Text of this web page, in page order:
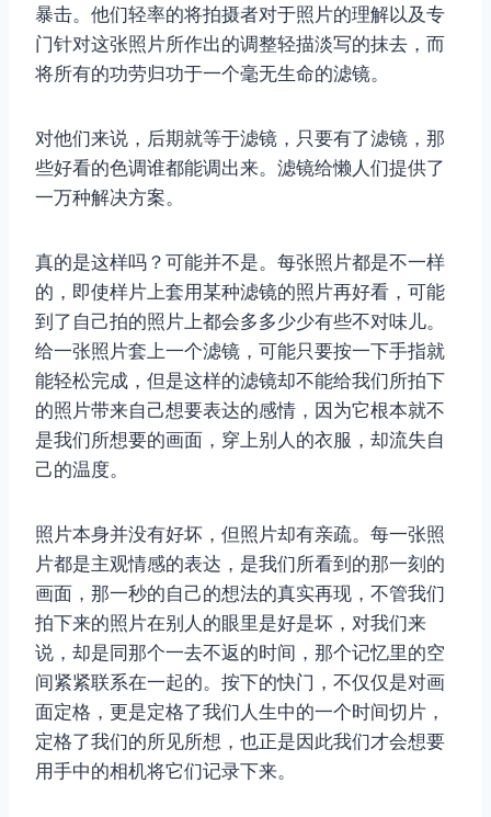
暴击。他们轻率的将拍摄者对于照片的理解以及专
门针对这张照片所作出的调整轻描淡写的抹去，而
将所有的功劳归功于一个毫无生命的滤镜。
对他们来说，后期就等于滤镜，只要有了滤镜，那
些好看的色调谁都能调出来。滤镜给懒人们提供了
一万种解决方案。
真的是这样吗？可能并不是。每张照片都是不一样
的，即使样片上套用某种滤镜的照片再好看，可能
到了自己拍的照片上都会多多少少有些不对味儿。
给一张照片套上一个滤镜，可能只要按一下手指就
能轻松完成，但是这样的滤镜却不能给我们所拍下
的照片带来自己想要表达的感情，因为它根本就不
是我们所想要的画面，穿上别人的衣服，却流失自
己的温度。
照片本身并没有好坏，但照片却有亲疏。每一张照
片都是主观情感的表达，是我们所看到的那一刻的
画面，那一秒的自己的想法的真实再现，不管我们
拍下来的照片在别人的眼里是好是坏，对我们来
说，却是同那个一去不返的时间，那个记忆里的空
间紧紧联系在一起的。按下的快门，不仅仅是对画
面定格，更是定格了我们人生中的一个时间切片，
定格了我们的所见所想，也正是因此我们才会想要
用手中的相机将它们记录下来。